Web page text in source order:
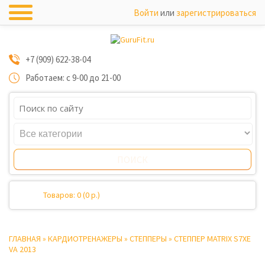
Войти или зарегистрироваться
+7 (909) 622-38-04
Работаем: с 9-00 до 21-00
Товаров: 0 (0 р.)
ГЛАВНАЯ » КАРДИОТРЕНАЖЕРЫ » СТЕППЕРЫ » СТЕППЕР MATRIX S7XE
VA 2013